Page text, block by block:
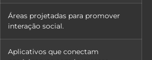
Áreas projetadas para promover
interação social.
Aplicativos que conectam